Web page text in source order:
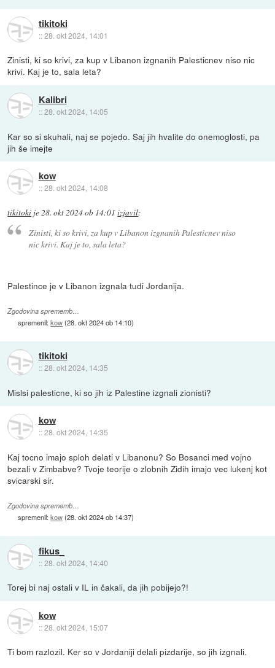
tikitoki
::28. okt 2024, 14:01
Zinisti, ki so krivi, za kup v Libanon izgnanih Palesticnev niso nic
krivi. Kaj je to, sala leta?
Kalibri
::28. okt 2024, 14:05
Kar so si skuhali, naj se pojedo. Saj jih hvalite do onemoglosti, pa
jih še imejte
kow
::28. okt 2024, 14:08
tikitoki je 28. okt 2024 ob 14:01 izjavil:
Zinisti, ki so krivi, za kup v Libanon izgnanih Palesticnev niso
nic krivi. Kaj je to, sala leta?
Palestince je v Libanon izgnala tudi Jordanija.
Zgodovina sprememb…
spremenil:kow(28. okt 2024 ob 14:10)
tikitoki
::28. okt 2024, 14:35
Mislsi palesticne, ki so jih iz Palestine izgnali zionisti?
kow
::28. okt 2024, 14:35
Kaj tocno imajo sploh delati v Libanonu? So Bosanci med vojno
bezali v Zimbabve? Tvoje teorije o zlobnih Zidih imajo vec lukenj kot
svicarski sir.
Zgodovina sprememb…
spremenil:kow(28. okt 2024 ob 14:37)
fikus_
::28. okt 2024, 14:40
Torej bi naj ostali v IL in čakali, da jih pobijejo?!
kow
::28. okt 2024, 15:07
Ti bom razlozil. Ker so v Jordaniji delali pizdarije, so jih izgnali.